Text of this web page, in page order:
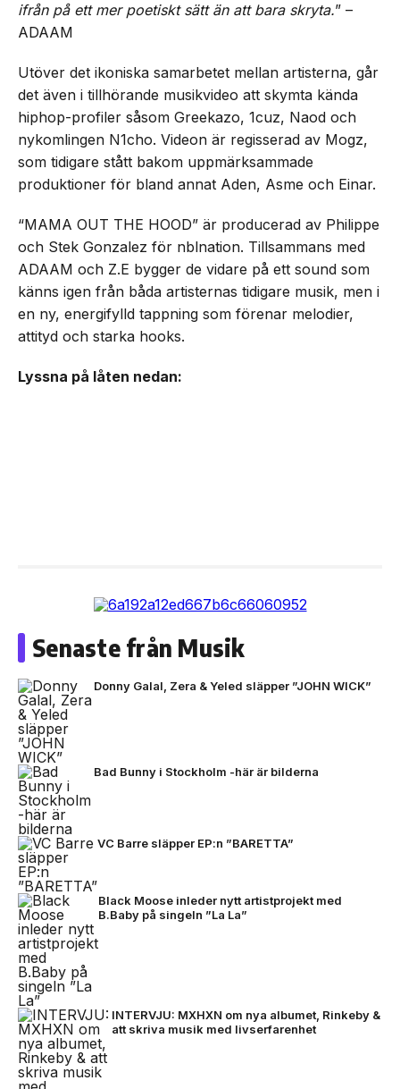
ifrån på ett mer poetiskt sätt än att bara skryta.” –
ADAAM
Utöver det ikoniska samarbetet mellan artisterna, går
det även i tillhörande musikvideo att skymta kända
hiphop-profiler såsom Greekazo, 1cuz, Naod och
nykomlingen N1cho. Videon är regisserad av Mogz,
som tidigare stått bakom uppmärksammade
produktioner för bland annat Aden, Asme och Einar.
“MAMA OUT THE HOOD” är producerad av Philippe
och Stek Gonzalez för nblnation. Tillsammans med
ADAAM och Z.E bygger de vidare på ett sound som
känns igen från båda artisternas tidigare musik, men i
en ny, energifylld tappning som förenar melodier,
attityd och starka hooks.
Lyssna på låten nedan:
Senaste från Musik
Donny Galal, Zera & Yeled släpper ”JOHN WICK”
Bad Bunny i Stockholm -här är bilderna
VC Barre släpper EP:n ”BARETTA”
Black Moose inleder nytt artistprojekt med
B.Baby på singeln ”La La”
INTERVJU: MXHXN om nya albumet, Rinkeby &
att skriva musik med livserfarenhet